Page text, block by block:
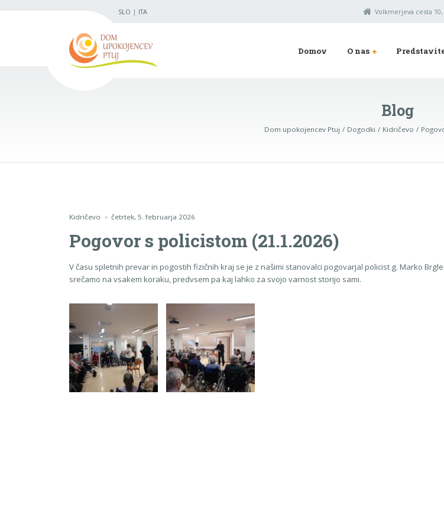
SLO | ITA Volkmerjeva cesta 10,
Domov O nas
Blog
Dom upokojencev Ptuj Dogodki Kidričevo
Kidričevo četrtek, 5. februarja 2026
Pogovor s policistom (21.1.2026)
V času spletnih prevar in pogostih fizičnih kraj se je z našimi stanovalci pogovarjal policist g. Marko
srečamo na vsakem koraku, predvsem pa kaj lahko za svojo varnost storijo sami.